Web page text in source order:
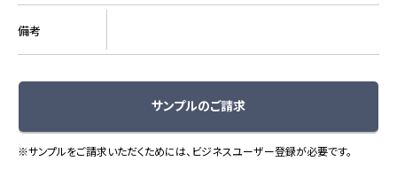
備考
サンプルのご請求
※サンプルをご請求いただくためには、ビジネスユーザー登録が必要です。